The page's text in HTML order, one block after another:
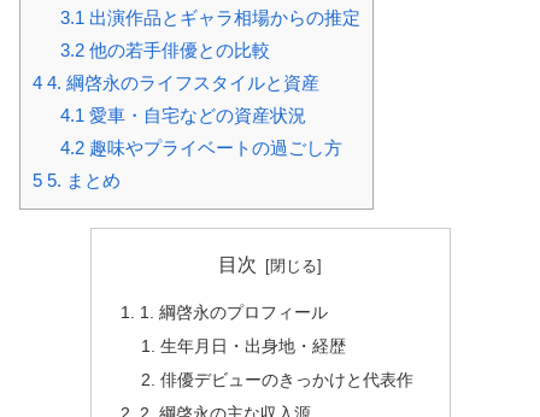
3.1 出演作品とギャラ相場からの推定
3.2他の若手俳優との比較
4 4. 綱啓永のライフスタイルと資産
4.1 愛車・自宅などの資産状況
4.2趣味やプライベートの過ごし方
5 5. まとめ
目次
1. 綱啓永のプロフィール
生年月日・出身地・経歴
俳優デビューのきっかけと代表作